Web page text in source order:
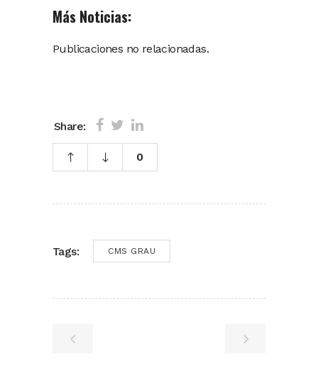
Más Noticias:
Publicaciones no relacionadas.
Share:
0
Tags: CMS GRAU